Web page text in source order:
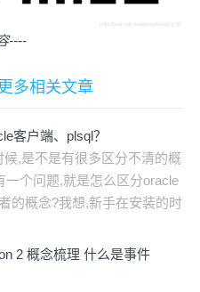
----
多相关文章
客户端、plsql？
,是不是有很多区分不清的概
一个问题,就是怎么区分oracle
的概念?我想,新手在安装的时
2 概念梳理 什么是事件